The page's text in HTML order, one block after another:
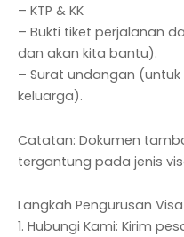
– KTP & KK
– Bukti tiket perjalanan
dan akan kita bantu).
– Surat undangan
keluarga).
Catatan: Dokumen
tergantung pada jenis
Langkah Pengurusan
1. Hubungi Kami: Kirim